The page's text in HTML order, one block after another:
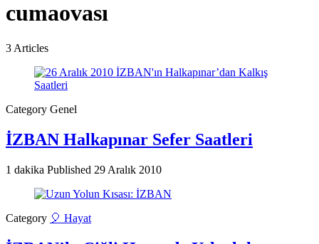
cumaovası
3 Articles
Category Genel
İZBAN Halkapınar Sefer Saatleri
1 dakika Published 29 Aralık 2010
Category 🎈 Hayat